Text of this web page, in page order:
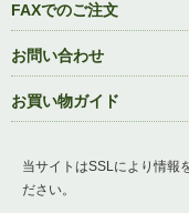
FAXでのご注文
お問い合わせ
お買い物ガイド
当サイトはSSLにより情報
ださい。